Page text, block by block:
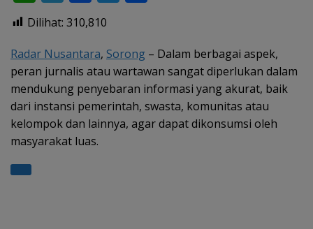
h
at
s
A
p
p
el
e
gr
a
m
ac
e
b
o
o
k
er e
Dilihat: 310,810
Radar Nusantara, Sorong – Dalam berbagai aspek,
peran jurnalis atau wartawan sangat diperlukan dalam
mendukung penyebaran informasi yang akurat, baik
dari instansi pemerintah, swasta, komunitas atau
kelompok dan lainnya, agar dapat dikonsumsi oleh
masyarakat luas.